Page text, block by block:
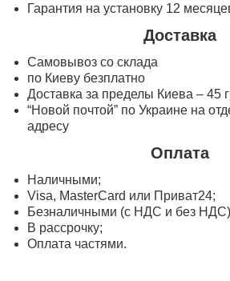
Гарантия на установку 12
Доставка
Самовывоз со склада
по Киеву безплатно
Доставка за пределы Киева – 45
“Новой почтой” по Украине на
адресу
Оплата
Наличными;
Visa, MasterСard или Приват24;
Безналичными (с НДС и без
В рассрочку;
Оплата частями.